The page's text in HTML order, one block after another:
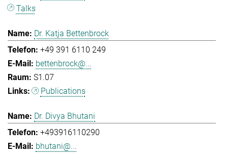
Talks
Dr. Katja Bettenbrock
+49 391 6110 249
bettenbrock@...
S1.07
Publications
Dr. Divya Bhutani
+493916110290
bhutani@...